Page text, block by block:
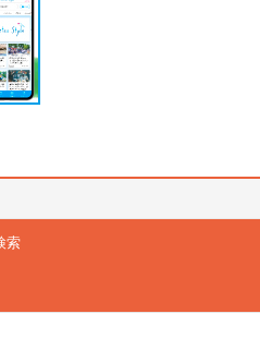
索